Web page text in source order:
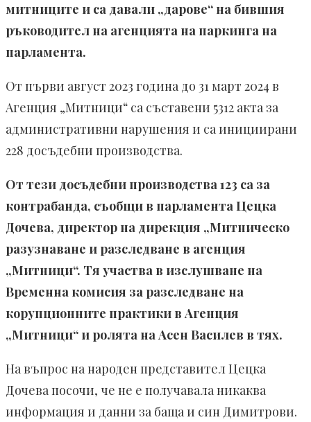
митниците и са давали „дарове“ на бившия
ръководител на агенцията на паркинга на
парламента.
От първи август 2023 година до 31 март 2024 в
Агенция „Митници“ са съставени 5312 акта за
административни нарушения и са инициирани
228 досъдебни производства.
От тези досъдебни производства 123 са за
контрабанда, съобщи в парламента Цецка
Дочева, директор на дирекция „Митническо
разузнаване и разследване в агенция
„Митници“. Тя участва в изслушване на
Временна комисия за разследване на
корупционните практики в Агенция
„Митници“ и ролята на Асен Василев в тях.
На въпрос на народен представител Цецка
Дочева посочи, че не е получавала никаква
информация и данни за баща и син Димитрови.